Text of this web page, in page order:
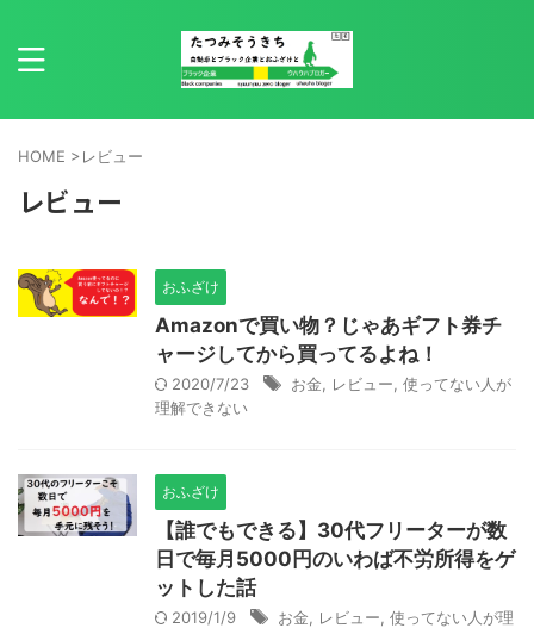
HOME >レビュー
レビュー
おふざけ
Amazonで買い物？じゃあギフト券チ
ャージしてから買ってるよね！
2020/7/23 お金 レビュー 使ってない人が
理解できない
おふざけ
【誰でもできる】30代フリーターが数
日で毎月5000円のいわば不労所得をゲ
ットした話
2019/1/9 お金 レビュー 使ってない人が理